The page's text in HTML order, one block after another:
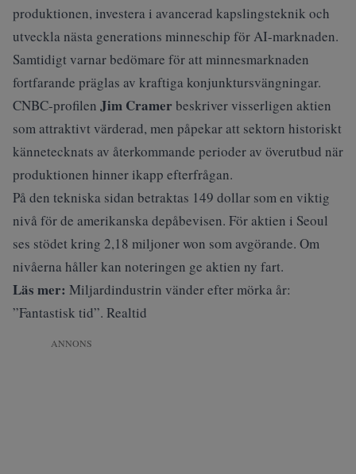
produktionen, investera i avancerad kapslingsteknik och
utveckla nästa generations minneschip för AI-marknaden.
Samtidigt varnar bedömare för att minnesmarknaden
fortfarande präglas av kraftiga konjunktursvängningar.
CNBC-profilen Jim Cramerbeskriver visserligen aktien
som attraktivt värderad, men påpekar att sektorn historiskt
kännetecknats av återkommande perioder av överutbud när
produktionen hinner ikapp efterfrågan.
På den tekniska sidan betraktas 149 dollar som en viktig
nivå för de amerikanska depåbevisen. För aktien i Seoul
ses stödet kring 2,18 miljoner won som avgörande. Om
nivåerna håller kan noteringen ge aktien ny fart.
Läs mer: Miljardindustrin vänder efter mörka år:
”Fantastisk tid”. Realtid
ANNONS